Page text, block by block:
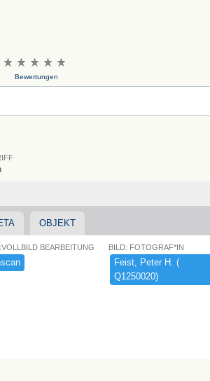
Bewertungen
OBJEKT
BEARBEITUNG BILD: FOTOGRAF*IN
Feist,​ ​Peter ​H.​ ​(​
Q1250020)​